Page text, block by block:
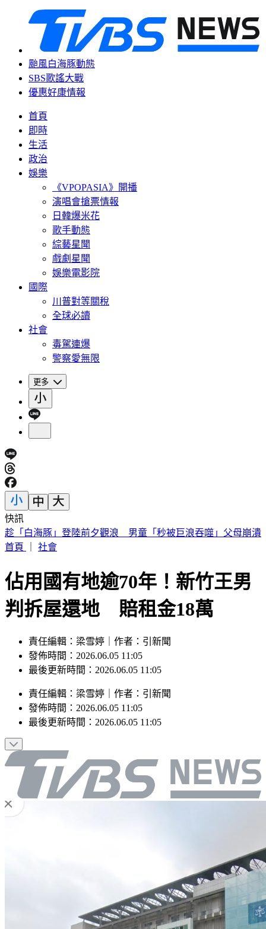
颱風白海豚動態
SBS歌謠大戰
優惠好康情報
首頁
即時
生活
政治
娛樂
《VPOPASIA》開播
演唱會搶票情報
日韓爆米花
歌手動態
綜藝星聞
戲劇星聞
娛樂電影院
國際
川普對等關稅
全球必讀
社會
毒駕連爆
警察愛無限
更多
快訊
致癌油爭議延燒！拍板20%下架標準 林靜儀：衛福部全體負
責
佔用國有地逾70年！新竹王男
判拆屋還地 賠租金18萬
責任編輯：梁雪婷｜作者：引新聞
發佈時間：2026.06.05 11:05
責任編輯 ： 梁雪婷｜作者：
發佈時間：2026.06.05 11:05